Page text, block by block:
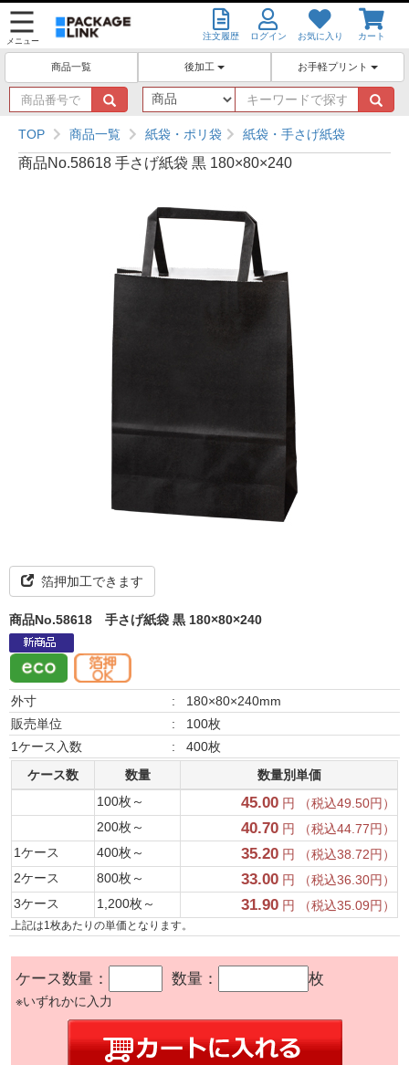
メニュー 注文履歴 ログイン お気に入り カート
商品一覧 後加工 お手軽プリント
商
品
番
号
で
キ
ー
ワ
ー
TOP 商品一覧 紙袋・ポリ袋 紙袋・手さげ紙袋
商品No.58618 手さげ紙袋 黒 180×80×240
箔押加工できます
商品No.58618 手さげ紙袋 黒 180×80×240
外寸 :
180×80×240mm
販売単位
:
100枚
1ケース入数
:
400枚
ケース数
数量
数量別単価
100枚～
45.00 円 （税込49.50円）
200枚～
40.70 円 （税込44.77円）
1ケース
400枚～ 35.20 円 （税込38.72円）
2ケース
800枚～ 33.00 円 （税込36.30円）
3ケース
1,200枚～ 31.90 円 （税込35.09円）
上記は1枚あたりの単価となります。
ケース数量： 数量： 枚
※いずれかに入力